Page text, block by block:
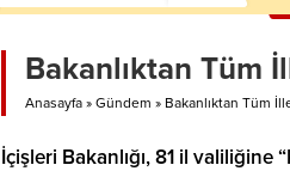
Bakanlıktan Tüm
Anasayfa » Gündem » Bakanlıktan Tüm
İçişleri Bakanlığı, 81 il